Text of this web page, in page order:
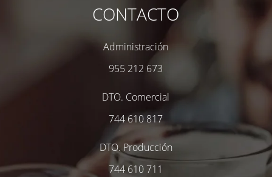
CONTACTO
Administración
955 212 673
DTO. Comercial
744 610 817
DTO. Producción
744 610 711